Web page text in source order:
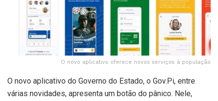
O novo aplicativo oferece novos serviços à população
O novo aplicativo do Governo do Estado, o Gov.Pi, entre
várias novidades, apresenta um botão do pânico. Nele,